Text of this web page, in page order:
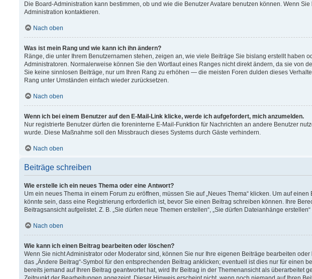
Die Board-Administration kann bestimmen, ob und wie die Benutzer Avatare benutzen können. Wenn
Administration kontaktieren.
Nach oben
Was ist mein Rang und wie kann ich ihn ändern?
Ränge, die unter Ihrem Benutzernamen stehen, zeigen an, wie viele Beiträge Sie bislang erstellt haben
Administratoren. Normalerweise können Sie den Wortlaut eines Ranges nicht direkt ändern, da sie von
Sie keine sinnlosen Beiträge, nur um Ihren Rang zu erhöhen — die meisten Foren dulden dieses
Rang unter Umständen einfach wieder zurücksetzen.
Nach oben
Wenn ich bei einem Benutzer auf den E-Mail-Link klicke, werde ich aufgefordert, mich anzumelden.
Nur registrierte Benutzer dürfen die foreninterne E-Mail-Funktion für Nachrichten an andere Benutzer
wurde. Diese Maßnahme soll den Missbrauch dieses Systems durch Gäste verhindern.
Nach oben
Beiträge schreiben
Wie erstelle ich ein neues Thema oder eine Antwort?
Um ein neues Thema in einem Forum zu eröffnen, müssen Sie auf „Neues Thema“ klicken. Um auf
könnte sein, dass eine Registrierung erforderlich ist, bevor Sie einen Beitrag schreiben können. Ihre
Beitragsansicht aufgelistet. Z. B. „Sie dürfen neue Themen erstellen“, „Sie dürfen Dateianhänge erstellen“
Nach oben
Wie kann ich einen Beitrag bearbeiten oder löschen?
Wenn Sie nicht Administrator oder Moderator sind, können Sie nur Ihre eigenen Beiträge bearbeiten
das „Ändere Beitrag“-Symbol für den entsprechenden Beitrag anklicken; eventuell ist dies nur für einen
bereits jemand auf Ihren Beitrag geantwortet hat, wird Ihr Beitrag in der Themenansicht als überarbeitet